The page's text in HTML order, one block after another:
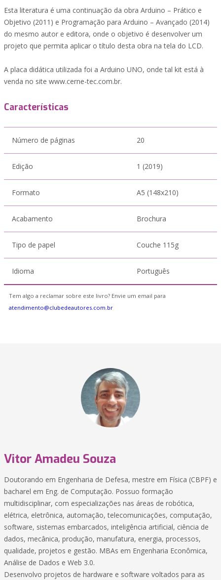
Esta literatura é uma continuação da obra Arduino – Prático e
Objetivo (2011) e Programação para Arduino – Avançado (2014)
do mesmo autor e editora, onde o objetivo é desenvolver um
projeto que permita aplicar o título desta obra na tela do LCD.
A placa didática utilizada foi a Arduino UNO, onde tal kit está à
venda no site www.cerne-tec.com.br.
Características
Número de páginas 20
Edição 1 (2019)
Formato A5 (148x210)
Acabamento Brochura
Tipo de papel Couche 115g
Idioma Português
Tem algo a reclamar sobre este livro? Envie um email para
atendimento@clubedeautores.com.br
Vitor Amadeu Souza
Doutorando em Engenharia de Defesa, mestre em Física (CBPF) e
bacharel em Eng. de Computação. Possuo formação
multidisciplinar, com especializações nas áreas de robótica,
elétrica, eletrônica, automação, telecomunicações, computação,
software, sistemas embarcados, inteligência artificial, ciência de
dados, mecânica, produção, manufatura, energia, processos,
qualidade, projetos e gestão. MBAs em Engenharia Econômica,
Análise de Dados e Web 3.0.
Desenvolvo projetos de hardware e software voltados para as